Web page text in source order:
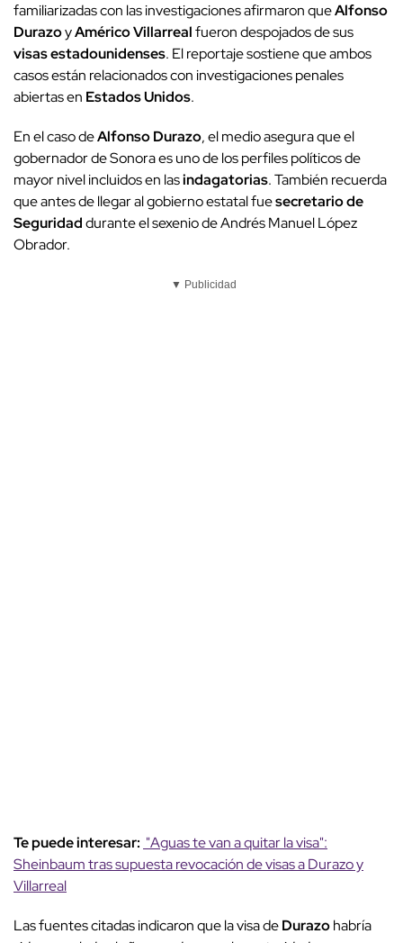
familiarizadas con las investigaciones afirmaron queAlfonso
DurazoyAmérico Villarrealfueron despojados de sus
visas estadounidenses. El reportaje sostiene que ambos
casos están relacionados con investigaciones penales
abiertas en Estados Unidos.
En el caso deAlfonso Durazo, el medio asegura que el
gobernador de Sonora es uno de los perfiles políticos de
mayor nivel incluidos en lasindagatorias. También recuerda
que antes de llegar al gobierno estatal fuesecretario de
Seguridaddurante el sexenio de Andrés Manuel López
Obrador.
▼ Publicidad
Te puede interesar: "Aguas te van a quitar la visa":
Sheinbaum tras supuesta revocación de visas a Durazo y
Villarreal
Las fuentes citadas indicaron que la visa deDurazohabría